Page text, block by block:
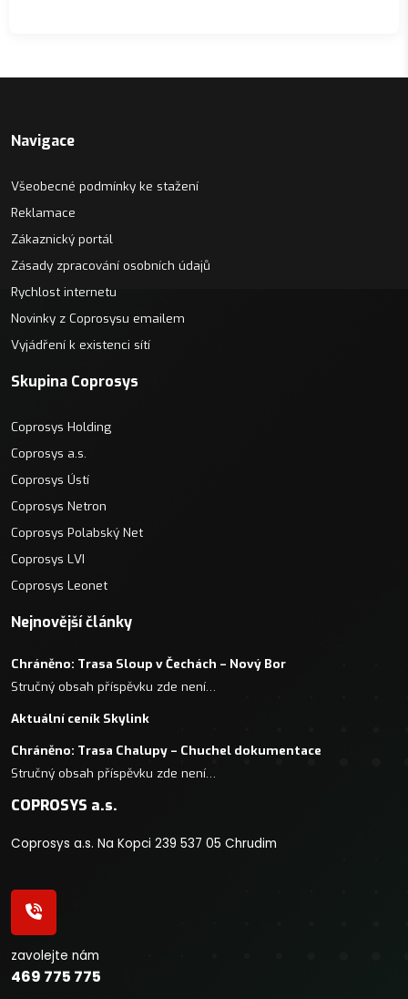
Navigace
Všeobecné podmínky ke stažení
Reklamace
Zákaznický portál
Zásady zpracování osobních údajů
Rychlost internetu
Novinky z Coprosysu emailem
Vyjádření k existenci sítí
Skupina Coprosys
Coprosys Holding
Coprosys a.s.
Coprosys Ústí
Coprosys Netron
Coprosys Polabský Net
Coprosys LVI
Coprosys Leonet
Nejnovější články
Chráněno: Trasa Sloup v Čechách – Nový Bor
Stručný obsah příspěvku zde není…
Aktuální ceník Skylink
Chráněno: Trasa Chalupy – Chuchel dokumentace
Stručný obsah příspěvku zde není…
COPROSYS a.s.
Coprosys a.s. Na Kopci 239 537 05 Chrudim
zavolejte nám
469 775 775